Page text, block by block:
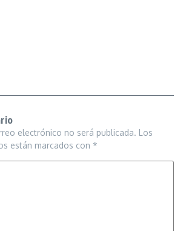
electrónico no será publicada. Los
están marcados con *